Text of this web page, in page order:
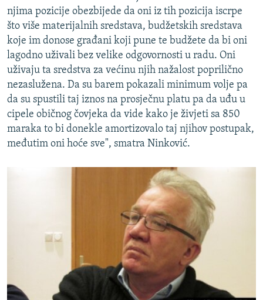
njima pozicije obezbijede da oni iz tih pozicija iscrpe
što više materijalnih sredstava, budžetskih sredstava
koje im donose građani koji pune te budžete da bi oni
lagodno uživali bez velike odgovornosti u radu. Oni
uživaju ta sredstva za većinu njih nažalost poprilično
nezaslužena. Da su barem pokazali minimum volje pa
da su spustili taj iznos na prosječnu platu pa da uđu u
cipele običnog čovjeka da vide kako je živjeti sa 850
maraka to bi donekle amortizovalo taj njihov postupak,
međutim oni hoće sve", smatra Ninković.